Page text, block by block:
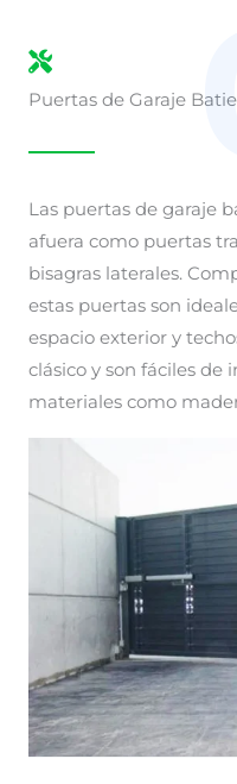
Puertas de Garaje
Las puertas de garaje
afuera como puertas
bisagras laterales.
estas puertas son
espacio exterior y
clásico y son fáciles de
materiales como